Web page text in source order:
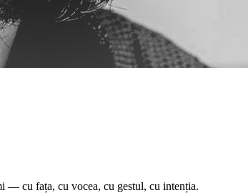
— cu fața, cu vocea, cu gestul, cu intenția.